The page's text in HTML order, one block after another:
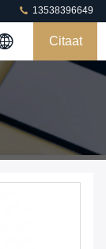
13538396649
Citaat